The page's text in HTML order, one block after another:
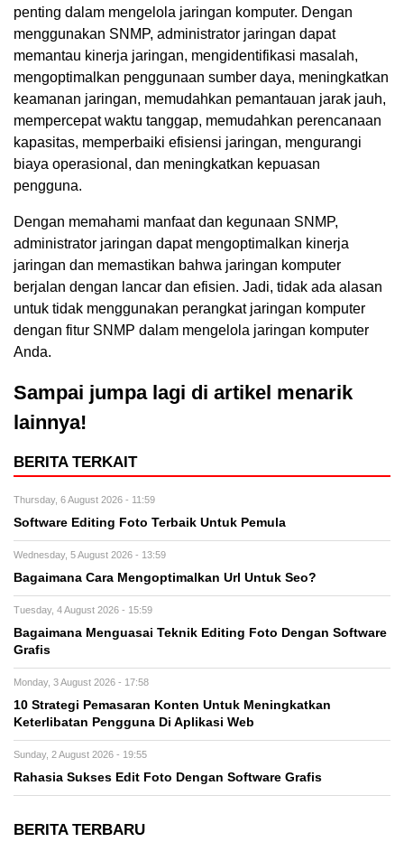
penting dalam mengelola jaringan komputer. Dengan
menggunakan SNMP, administrator jaringan dapat
memantau kinerja jaringan, mengidentifikasi masalah,
mengoptimalkan penggunaan sumber daya, meningkatkan
keamanan jaringan, memudahkan pemantauan jarak jauh,
mempercepat waktu tanggap, memudahkan perencanaan
kapasitas, memperbaiki efisiensi jaringan, mengurangi
biaya operasional, dan meningkatkan kepuasan
pengguna.
Dengan memahami manfaat dan kegunaan SNMP,
administrator jaringan dapat mengoptimalkan kinerja
jaringan dan memastikan bahwa jaringan komputer
berjalan dengan lancar dan efisien. Jadi, tidak ada alasan
untuk tidak menggunakan perangkat jaringan komputer
dengan fitur SNMP dalam mengelola jaringan komputer
Anda.
Sampai jumpa lagi di artikel menarik
lainnya!
BERITA TERKAIT
Thursday, 6 August 2026 - 11:59
Software Editing Foto Terbaik Untuk Pemula
Wednesday, 5 August 2026 - 13:59
Bagaimana Cara Mengoptimalkan Url Untuk Seo?
Tuesday, 4 August 2026 - 15:59
Bagaimana Menguasai Teknik Editing Foto Dengan Software
Grafis
Monday, 3 August 2026 - 17:58
10 Strategi Pemasaran Konten Untuk Meningkatkan
Keterlibatan Pengguna Di Aplikasi Web
Sunday, 2 August 2026 - 19:55
Rahasia Sukses Edit Foto Dengan Software Grafis
BERITA TERBARU